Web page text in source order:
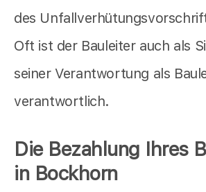
des
Oft ist der Bauleiter auch als
seiner Verantwortung als
verantwortlich.
Die Bezahlung Ihres
in Bockhorn